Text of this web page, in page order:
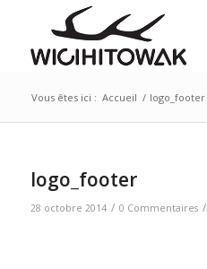
Vous êtes ici : Accueil / logo_footer
logo_footer
28 octobre 2014 / 0 Commentaires /